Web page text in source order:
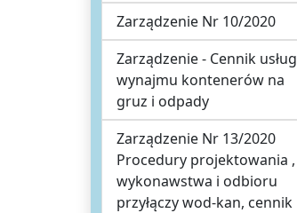
Zarządzenie Nr 10/2020
Zarządzenie - Cennik usług
wynajmu kontenerów na
gruz i odpady
Zarządzenie Nr 13/2020
Procedury projektowania ,
wykonawstwa i odbioru
przyłączy wod-kan, cennik